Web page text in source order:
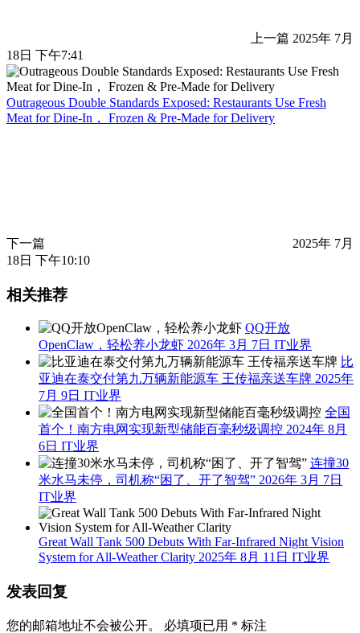
上一篇 2025年 7月
18日 下午7:41
Outrageous Double Standards Exposed: Restaurants Use Fresh
Meat for Dine-In， Frozen & Pre-Made for Delivery
下一篇
2025年 7月
18日 下午10:10
相关推荐
QQ开放
OpenClaw，轻松养小龙虾 2026年 3月 7日 IT业界
比
亚迪在泰交付第九万辆新能源车 王传福亲送车牌 2025年
7月 9日 IT业界
全国
首个！南方电网实现新型储能百毫秒级调控 2024年 8月
6日 IT业界
连撞30
米水马未停，司机称“困了、开了智驾” 2026年 3月 7日
IT业界
Great Wall Tank 500 Debuts With Far-Infrared Night Vision
System for All-Weather Clarity 2025年 8月 11日 IT业界
发表回复
您的邮箱地址不会被公开。 必填项已用 * 标注